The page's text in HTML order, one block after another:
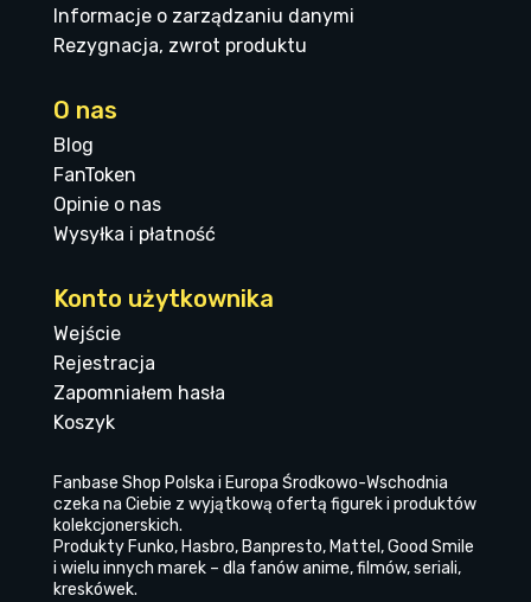
Informacje o zarządzaniu danymi
Rezygnacja, zwrot produktu
O nas
Blog
FanToken
Opinie o nas
Wysyłka i płatność
Konto użytkownika
Wejście
Rejestracja
Zapomniałem hasła
Koszyk
Fanbase Shop Polska i Europa Środkowo-Wschodnia
czeka na Ciebie z wyjątkową ofertą figurek i produktów
kolekcjonerskich.
Produkty Funko, Hasbro, Banpresto, Mattel, Good Smile
i wielu innych marek – dla fanów anime, filmów, seriali,
kreskówek.